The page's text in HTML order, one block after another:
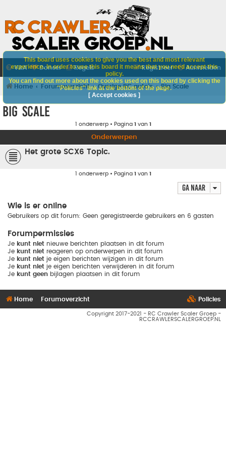
V&A Doneer Regels Aanmelden
Registreer
Home Forumoverzicht Overige RC auto's Big Scale
Big Scale
1 onderwerp • Pagina 1 van 1
Onderwerpen
Het grote SCX6 Topic.
1 onderwerp • Pagina 1 van 1
Ga naar
Wie is er online
Gebruikers op dit forum: Geen geregistreerde gebruikers en 6 gasten
Forumpermissies
Je kunt niet nieuwe berichten plaatsen in dit forum
Je kunt niet reageren op onderwerpen in dit forum
Je kunt niet je eigen berichten wijzigen in dit forum
Je kunt niet je eigen berichten verwijderen in dit forum
Je kunt geen bijlagen plaatsen in dit forum
This board uses cookies to give you the best and most relevant
experience. In order to use this board it means that you need accept this
policy.
You can find out more about the cookies used on this board by clicking the
"Policies" link at the bottom of the page.
[ Accept cookies ]
Home Forumoverzicht Policies
Copyright 2017-2021 - RC Crawler Scaler Groep -
RCCRAWLERSCALERGROEP.NL